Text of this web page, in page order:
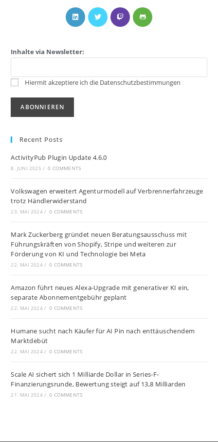
Inhalte via Newsletter:
Hiermit akzeptiere ich die Datenschutzbestimmungen
Recent Posts
ActivityPub Plugin Update 4.6.0
8. JUNI 2025 / 0 COMMENTS
Volkswagen erweitert Agenturmodell auf Verbrennerfahrzeuge
trotz Händlerwiderstand
23. MAI 2024 / 0 COMMENTS
Mark Zuckerberg gründet neuen Beratungsausschuss mit
Führungskräften von Shopify, Stripe und weiteren zur
Förderung von KI und Technologie bei Meta
22. MAI 2024 / 0 COMMENTS
Amazon führt neues Alexa-Upgrade mit generativer KI ein,
separate Abonnementgebühr geplant
22. MAI 2024 / 0 COMMENTS
Humane sucht nach Käufer für AI Pin nach enttäuschendem
Marktdebüt
22. MAI 2024 / 0 COMMENTS
Scale AI sichert sich 1 Milliarde Dollar in Series-F-
Finanzierungsrunde, Bewertung steigt auf 13,8 Milliarden
21. MAI 2024 / 0 COMMENTS